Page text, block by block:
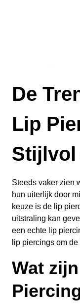
De
Lip
Steeds vaker zien
hun uiterlijk door
keuze is de lip
uitstraling kan
een echte lip
lip piercings om
Wat